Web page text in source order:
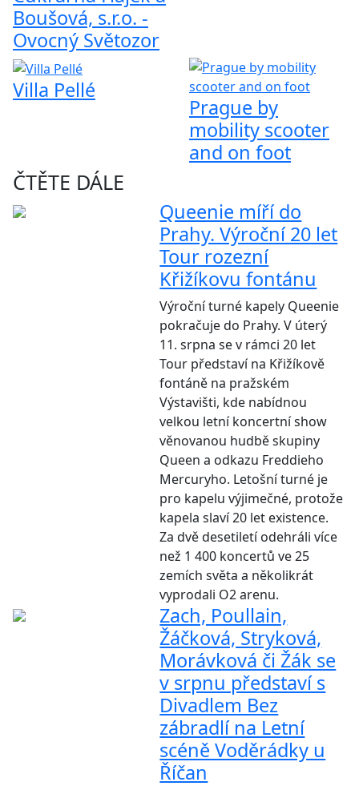
Boušová, s.r.o. -
Ovocný Světozor
Villa Pellé
Prague by
mobility scooter
and on foot
ČTĚTE DÁLE
Queenie míří do
Prahy. Výroční 20 let
Tour rozezní
Křižíkovu fontánu
Výroční turné kapely Queenie
pokračuje do Prahy. V úterý
11. srpna se v rámci 20 let
Tour představí na Křižíkově
fontáně na pražském
Výstavišti, kde nabídnou
velkou letní koncertní show
věnovanou hudbě skupiny
Queen a odkazu Freddieho
Mercuryho. Letošní turné je
pro kapelu výjimečné, protože
kapela slaví 20 let existence.
Za dvě desetiletí odehráli více
než 1 400 koncertů ve 25
zemích světa a několikrát
vyprodali O2 arenu.
Zach, Poullain,
Žáčková, Stryková,
Morávková či Žák se
v srpnu představí s
Divadlem Bez
zábradlí na Letní
scéně Voděrádky u
Říčan